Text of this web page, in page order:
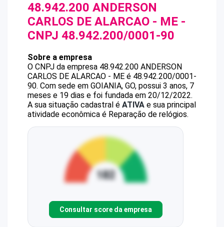
48.942.200 ANDERSON
CARLOS DE ALARCAO - ME -
CNPJ 48.942.200/0001-90
Sobre a empresa
O CNPJ da empresa 48.942.200 ANDERSON
CARLOS DE ALARCAO - ME é 48.942.200/0001-
90. Com sede em GOIANIA, GO, possui 3 anos, 7
meses e 19 dias e foi fundada em 20/12/2022.
A sua situação cadastral é ATIVA e sua principal
atividade econômica é Reparação de relógios.
Consultar score da empresa